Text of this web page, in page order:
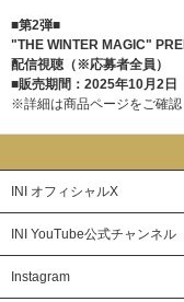
■第2弾■
"THE WINTER MAGIC"
配信視聴（※応募者全員）
■販売期間：2025年10月2日
※詳細は商品ページをご確認
INI オフィシャルX
INI YouTube公式チャンネル
Instagram